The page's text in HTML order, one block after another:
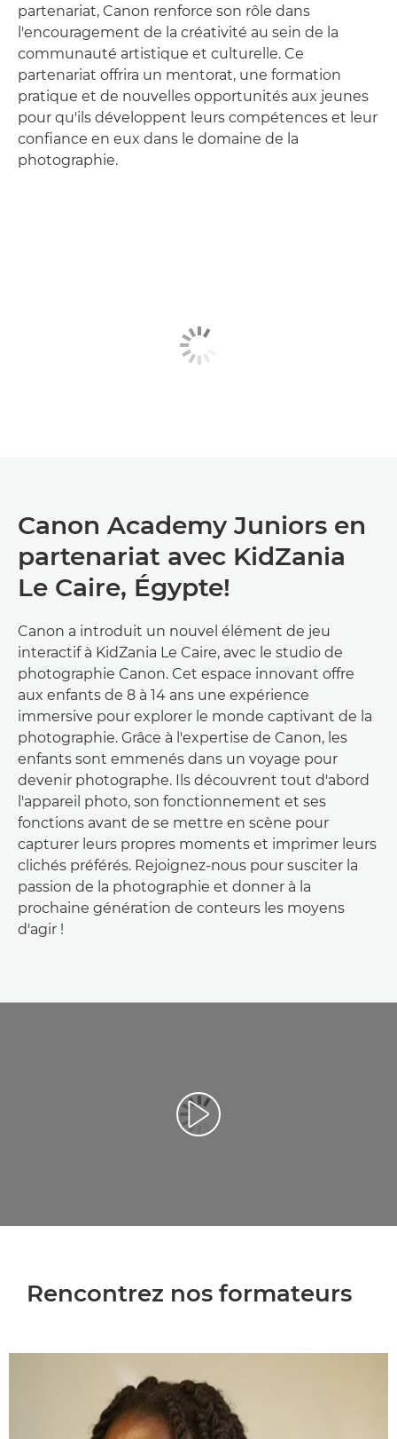
partenariat, Canon renforce son rôle dans
l'encouragement de la créativité au sein de la
communauté artistique et culturelle. Ce
partenariat offrira un mentorat, une formation
pratique et de nouvelles opportunités aux jeunes
pour qu'ils développent leurs compétences et leur
confiance en eux dans le domaine de la
photographie.
Canon Academy Juniors en
partenariat avec KidZania
Le Caire, Égypte!
Canon a introduit un nouvel élément de jeu
interactif à KidZania Le Caire, avec le studio de
photographie Canon. Cet espace innovant offre
aux enfants de 8 à 14 ans une expérience
immersive pour explorer le monde captivant de la
photographie. Grâce à l'expertise de Canon, les
enfants sont emmenés dans un voyage pour
devenir photographe. Ils découvrent tout d'abord
l'appareil photo, son fonctionnement et ses
fonctions avant de se mettre en scène pour
capturer leurs propres moments et imprimer leurs
clichés préférés. Rejoignez-nous pour susciter la
passion de la photographie et donner à la
prochaine génération de conteurs les moyens
d'agir !
Rencontrez nos formateurs